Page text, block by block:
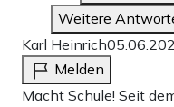
Weitere
Karl Heinrich
Melden
Macht Schule! Seit